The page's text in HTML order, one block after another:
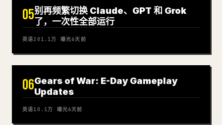
05别再频繁切换 Claude、GPT 和 Grok
了，一次性全部运行
英语201.1万 曝光6天前
06Gears of War: E-Day Gameplay
Updates
英语10.1万 曝光6天前